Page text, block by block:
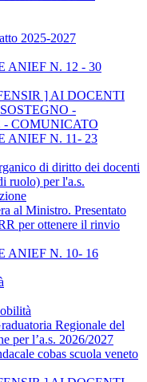
2025-2027
ANIEF N. 12 - 30
] AI DOCENTI
-
COMUNICATO
ANIEF N. 11- 23
di diritto dei docenti
ruolo) per l'a.s.
al Ministro. Presentato
per ottenere il rinvio
ANIEF N. 10- 16
Regionale del
per l’a.s. 2026/2027
cobas scuola veneto